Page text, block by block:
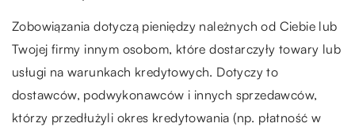
Zobowiązania dotyczą pieniędzy należnych od Ciebie lub
Twojej firmy innym osobom, które dostarczyły towary lub
usługi na warunkach kredytowych. Dotyczy to
dostawców, podwykonawców i innych sprzedawców,
którzy przedłużyli okres kredytowania (np. płatność w